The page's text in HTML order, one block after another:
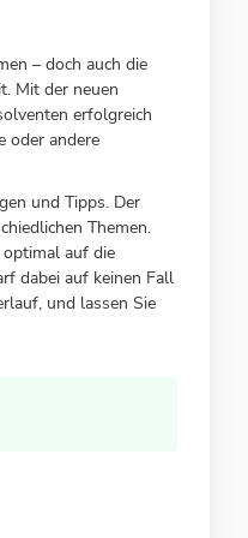
– doch auch die
Mit der neuen
erfolgreich
oder andere
und Tipps. Der
Themen.
auf die
dabei auf keinen Fall
und lassen Sie